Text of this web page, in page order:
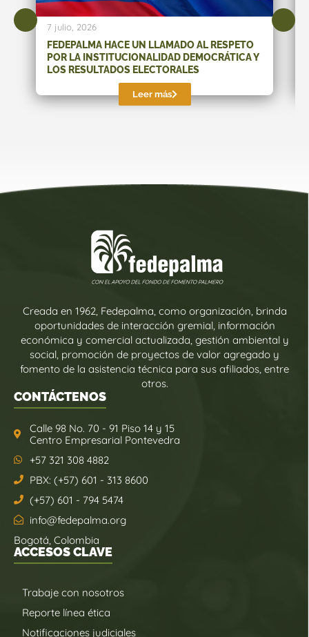
7 julio, 2026
FEDEPALMA HACE UN LLAMADO AL RESPETO
POR LA INSTITUCIONALIDAD DEMOCRÁTICA Y
LOS RESULTADOS ELECTORALES
Leer más
Creada en 1962, Fedepalma, como organización, brinda
oportunidades de interacción gremial, información
económica y comercial actualizada, gestión ambiental y
social, promoción de proyectos de valor agregado y
fomento de la asistencia técnica para sus afiliados, entre
otros.
CONTÁCTENOS
Calle 98 No. 70 - 91 Piso 14 y 15
Centro Empresarial Pontevedra
+57 321 308 4882
PBX: (+57) 601 - 313 8600
(+57) 601 - 794 5474
info@fedepalma.org
Bogotá, Colombia
ACCESOS CLAVE
Trabaje con nosotros
Reporte línea ética
Notificaciones judiciales